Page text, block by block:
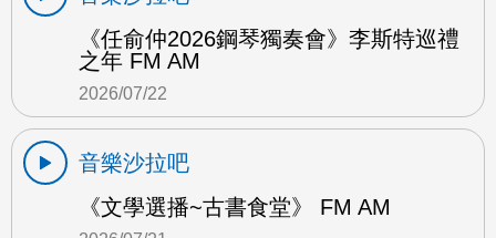
《任俞仲2026鋼琴獨奏會》李斯特巡禮
之年 FM AM
2026/07/22
音樂沙拉吧
《文學選播~古書食堂》 FM AM